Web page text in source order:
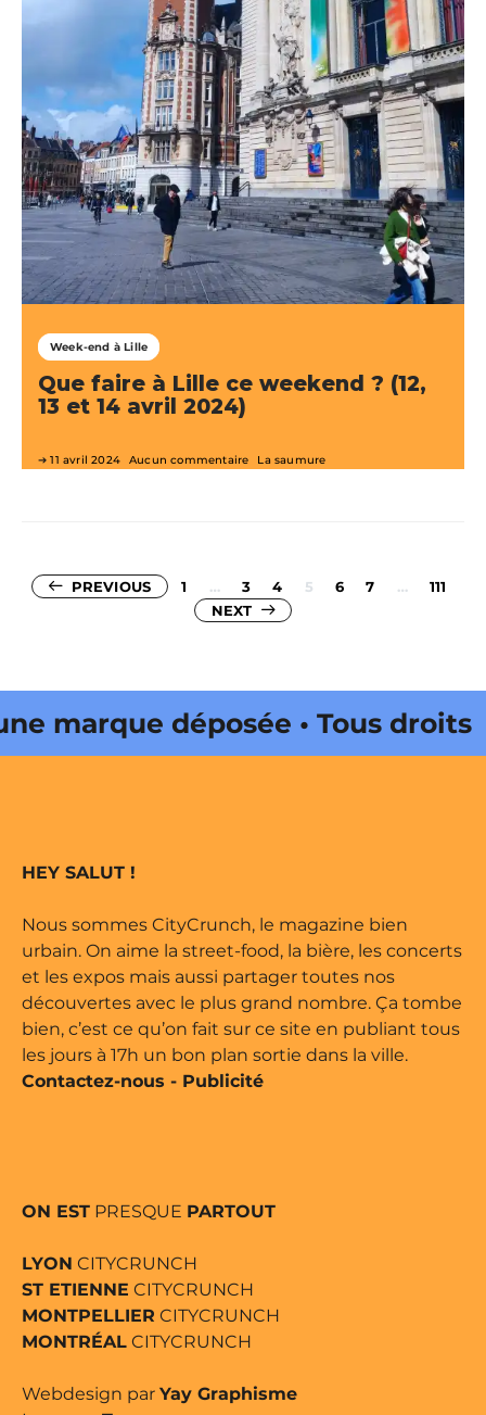
Week-end à Lille
Que faire à Lille ce weekend ? (12,
13 et 14 avril 2024)
11 avril 2024 Aucun commentaire La saumure
Pagination
des
PREVIOUS 1 … 3 4 5 6 7 …
111
NEXT
déposée • Tous droits
par Buena Onda Web •
HEY SALUT !
Nous sommes CityCrunch, le magazine bien
urbain. On aime la street-food, la bière, les concerts
et les expos mais aussi partager toutes nos
découvertes avec le plus grand nombre. Ça tombe
bien, c’est ce qu’on fait sur ce site en publiant tous
les jours à 17h un bon plan sortie dans la ville.
Contactez-nous - Publicité
ON EST PRESQUE PARTOUT
LYON CITYCRUNCH
ST ETIENNE CITYCRUNCH
MONTPELLIER CITYCRUNCH
MONTRÉAL CITYCRUNCH
Webdesign par Yay Graphisme